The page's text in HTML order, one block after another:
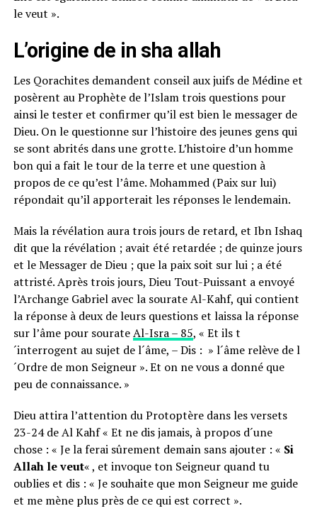
le veut ».
L’origine de in sha allah
Les Qorachites demandent conseil aux juifs de Médine et
posèrent au Prophète de l’Islam trois questions pour
ainsi le tester et confirmer qu’il est bien le messager de
Dieu. On le questionne sur l’histoire des jeunes gens qui
se sont abrités dans une grotte. L’histoire d’un homme
bon qui a fait le tour de la terre et une question à
propos de ce qu’est l’âme. Mohammed (Paix sur lui)
répondait qu’il apporterait les réponses le lendemain.
Mais la révélation aura trois jours de retard, et Ibn Ishaq
dit que la révélation ; avait été retardée ; de quinze jours
et le Messager de Dieu ; que la paix soit sur lui ; a été
attristé. Après trois jours, Dieu Tout-Puissant a envoyé
l’Archange Gabriel avec la sourate Al-Kahf, qui contient
la réponse à deux de leurs questions et laissa la réponse
sur l’âme pour sourateAl-Isra – 85, « Et ils t
´interrogent au sujet de l´âme, – Dis : » l´âme relève de l
´Ordre de mon Seigneur ». Et on ne vous a donné que
peu de connaissance. »
Dieu attira l’attention du Protoptère dans les versets
23-24 de Al Kahf « Et ne dis jamais, à propos d´une
chose : « Je la ferai sûrement demain sans ajouter : « Si
Allah le veut« , et invoque ton Seigneur quand tu
oublies et dis : « Je souhaite que mon Seigneur me guide
et me mène plus près de ce qui est correct ».